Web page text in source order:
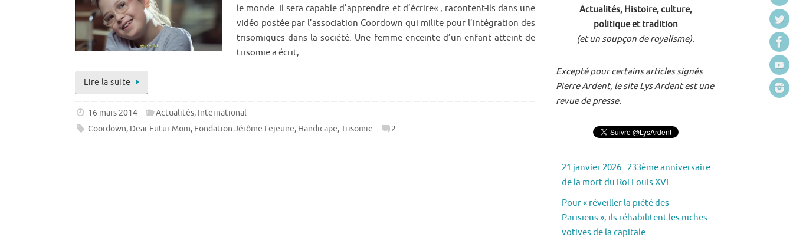
le monde. Il sera capable d’apprendre et d’écrire« , racontent-ils dans une
vidéo postée par l’association Coordown qui milite pour l’intégration des
trisomiques dans la société. Une femme enceinte d’un enfant atteint de
trisomie a écrit,…
Lire la suite
16 mars 2014 Actualités, International
Coordown, Dear Futur Mom, Fondation Jérôme Lejeune, Handicape,Trisomie 2
Actualités, Histoire, culture,
politique et tradition
(et un soupçon de royalisme).
Excepté pour certains articles signés
Pierre Ardent, le site Lys Ardent est une
revue de presse.
21 janvier 2026 : 233ème anniversaire
de la mort du Roi Louis XVI
Pour « réveiller la piété des
Parisiens », ils réhabilitent les niches
votives de la capitale